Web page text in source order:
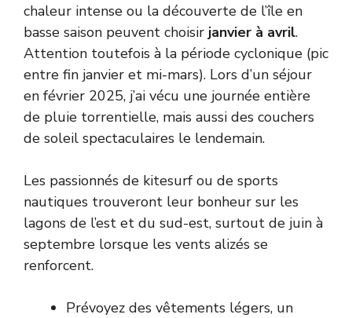
chaleur intense ou la découverte de l’île en
basse saison peuvent choisir janvier à avril.
Attention toutefois à la période cyclonique (pic
entre fin janvier et mi-mars). Lors d’un séjour
en février 2025, j’ai vécu une journée entière
de pluie torrentielle, mais aussi des couchers
de soleil spectaculaires le lendemain.
Les passionnés de kitesurf ou de sports
nautiques trouveront leur bonheur sur les
lagons de l’est et du sud-est, surtout de juin à
septembre lorsque les vents alizés se
renforcent.
Prévoyez des vêtements légers, un